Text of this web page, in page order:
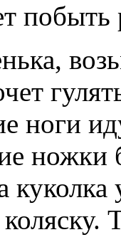
побыть
ноги
ножки